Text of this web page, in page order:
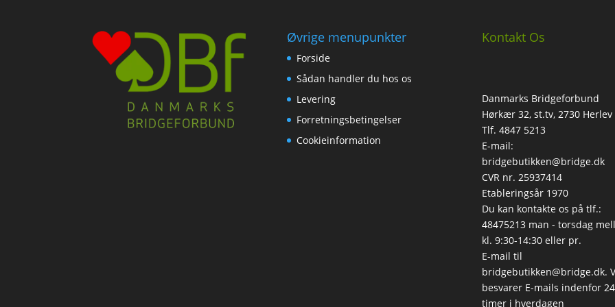
Øvrige menupunkter
Forside
Sådan handler du hos os
Levering
Forretningsbetingelser
Cookieinformation
Kontakt Os
Danmarks Bridgeforbund
Hørkær 32, st.tv, 2730 Herlev
Tlf. 4847 5213
E-mail:
bridgebutikken@bridge.dk
CVR nr. 25937414
Etableringsår 1970
Du kan kontakte os på tlf.:
48475213 man - torsdag
kl. 9:30-14:30 eller pr.
E-mail til
bridgebutikken@bridge.dk.
besvarer E-mails indenfor 24
timer i hverdagen